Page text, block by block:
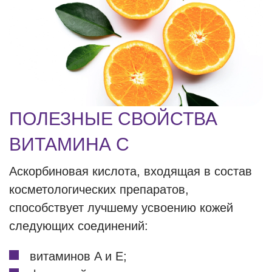
ПОЛЕЗНЫЕ СВОЙСТВА
ВИТАМИНА C
Аскорбиновая кислота, входящая в состав
косметологических препаратов,
способствует лучшему усвоению кожей
следующих соединений:
витаминов A и E;